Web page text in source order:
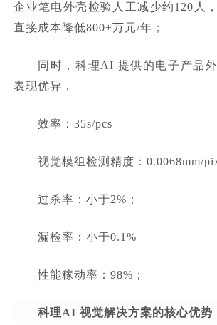
企业笔电外壳检验人工减少约120人
直接成本降低800+万元/年；
同时，科理AI 提供的电子产品
表现优异，
效率：35s/pcs
视觉模组检测精度：0.0068mm/
过杀率：小于2%；
漏检率：小于0.1%
性能稼动率：98%；
科理AI 视觉解决方案的核心优势